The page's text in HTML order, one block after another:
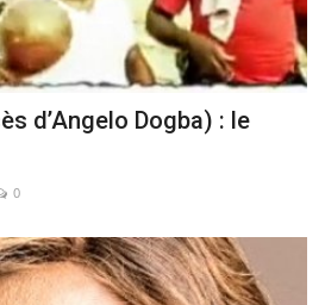
d’Angelo Dogba) : le
0